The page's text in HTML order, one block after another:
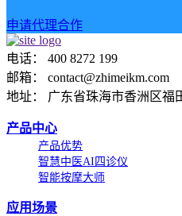
申请代理合作
电话： 400 8272 199
邮箱： contact@zhimeikm.com
地址： 广东省珠海市香洲区福
产品中心
产品优势
智慧中医AI四诊仪
智能按摩大师
应用场景